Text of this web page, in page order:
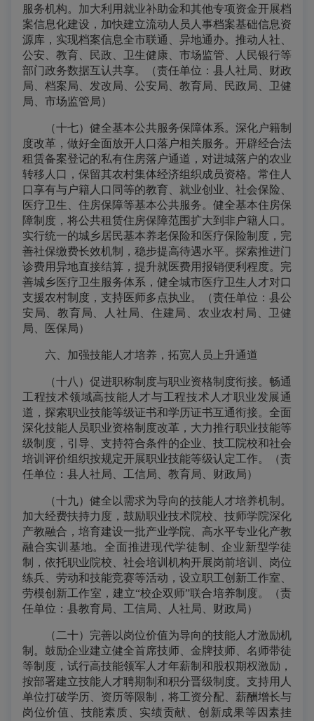
服务机构。加大利用就业补助金和其他专项资金开展档
案信息化建设，加快建立流动人员人事档案基础信息资
源库，实现档案信息全市联通、异地通办。推动人社、
公安、教育、民政、卫生健康、市场监管、人民银行等
部门政务数据互认共享。（责任单位：县人社局、财政
局、档案局、发改局、公安局、教育局、民政局、卫健
局、市场监管局）
（十七）健全基本公共服务保障体系。深化户籍制
度改革，做好全面放开人口落户相关服务。开辟经合法
租赁备案登记的私有住房落户通道，对进城落户的农业
转移人口，保留其农村集体经济组织成员资格。常住人
口享有与户籍人口同等的教育、就业创业、社会保险、
医疗卫生、住房保障等基本公共服务。健全基本住房保
障制度，将公共租赁住房保障范围扩大到非户籍人口。
实行统一的城乡居民基本养老保险和医疗保险制度，完
善社保缴费长效机制，稳步提高待遇水平。探索推进门
诊费用异地直接结算，提升就医费用报销便利程度。完
善城乡医疗卫生服务体系，健全城市医疗卫生人才对口
支援农村制度，支持医师多点执业。（责任单位：县公
安局、教育局、人社局、住建局、农业农村局、卫健
局、医保局）
六、加强技能人才培养，拓宽人员上升通道
（十八）促进职称制度与职业资格制度衔接。畅通
工程技术领域高技能人才与工程技术人才职业发展通
道，探索职业技能等级证书和学历证书互通衔接。全面
深化技能人员职业资格制度改革，大力推行职业技能等
级制度，引导、支持符合条件的企业、技工院校和社会
培训评价组织按规定开展职业技能等级认定工作。（责
任单位：县人社局、工信局、教育局、财政局）
（十九）健全以需求为导向的技能人才培养机制。
加大经费扶持力度，鼓励职业技术院校、技师学院深化
产教融合，培育建设一批产业学院、高水平专业化产教
融合实训基地。全面推进现代学徒制、企业新型学徒
制，依托职业院校、社会培训机构开展岗前培训、岗位
练兵、劳动和技能竞赛等活动，设立职工创新工作室、
劳模创新工作室，建立“校企双师”联合培养制度。（责
任单位：县教育局、工信局、人社局、财政局）
（二十）完善以岗位价值为导向的技能人才激励机
制。鼓励企业建立健全首席技师、金牌技师、名师带徒
等制度，试行高技能领军人才年薪制和股权期权激励，
按部署建立技能人才聘期制和积分晋级制度。支持用人
单位打破学历、资历等限制，将工资分配、薪酬增长与
岗位价值、技能素质、实绩贡献、创新成果等因素挂